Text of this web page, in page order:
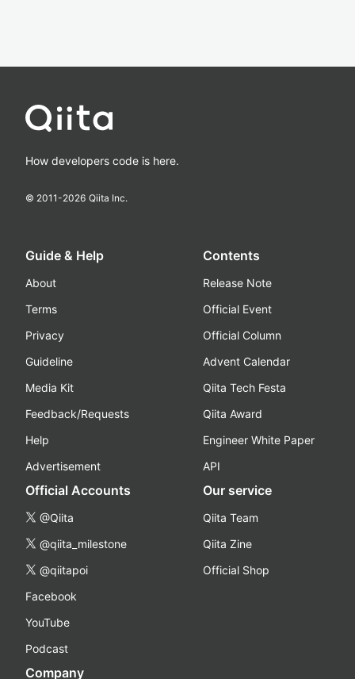
How developers code is here.
© 2011-2026 Qiita Inc.
Guide & Help
About
Terms
Privacy
Guideline
Media Kit
Feedback/Requests
Help
Advertisement
Contents
Release Note
Official Event
Official Column
Advent Calendar
Qiita Tech Festa
Qiita Award
Engineer White Paper
API
Official Accounts
@Qiita
@qiita_milestone
@qiitapoi
Facebook
YouTube
Podcast
Our service
Qiita Team
Qiita Zine
Official Shop
Company